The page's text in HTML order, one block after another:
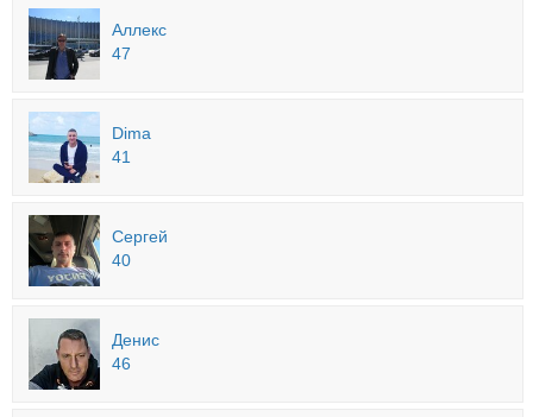
Аллекс
47
Dima
41
Сергей
40
Денис
46